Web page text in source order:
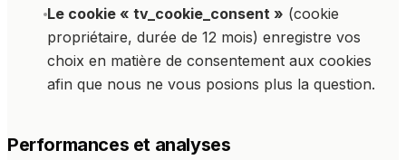
Le cookie « tv_cookie_consent » (cookie
propriétaire, durée de 12 mois) enregistre vos
choix en matière de consentement aux cookies
afin que nous ne vous posions plus la question.
Performances et analyses